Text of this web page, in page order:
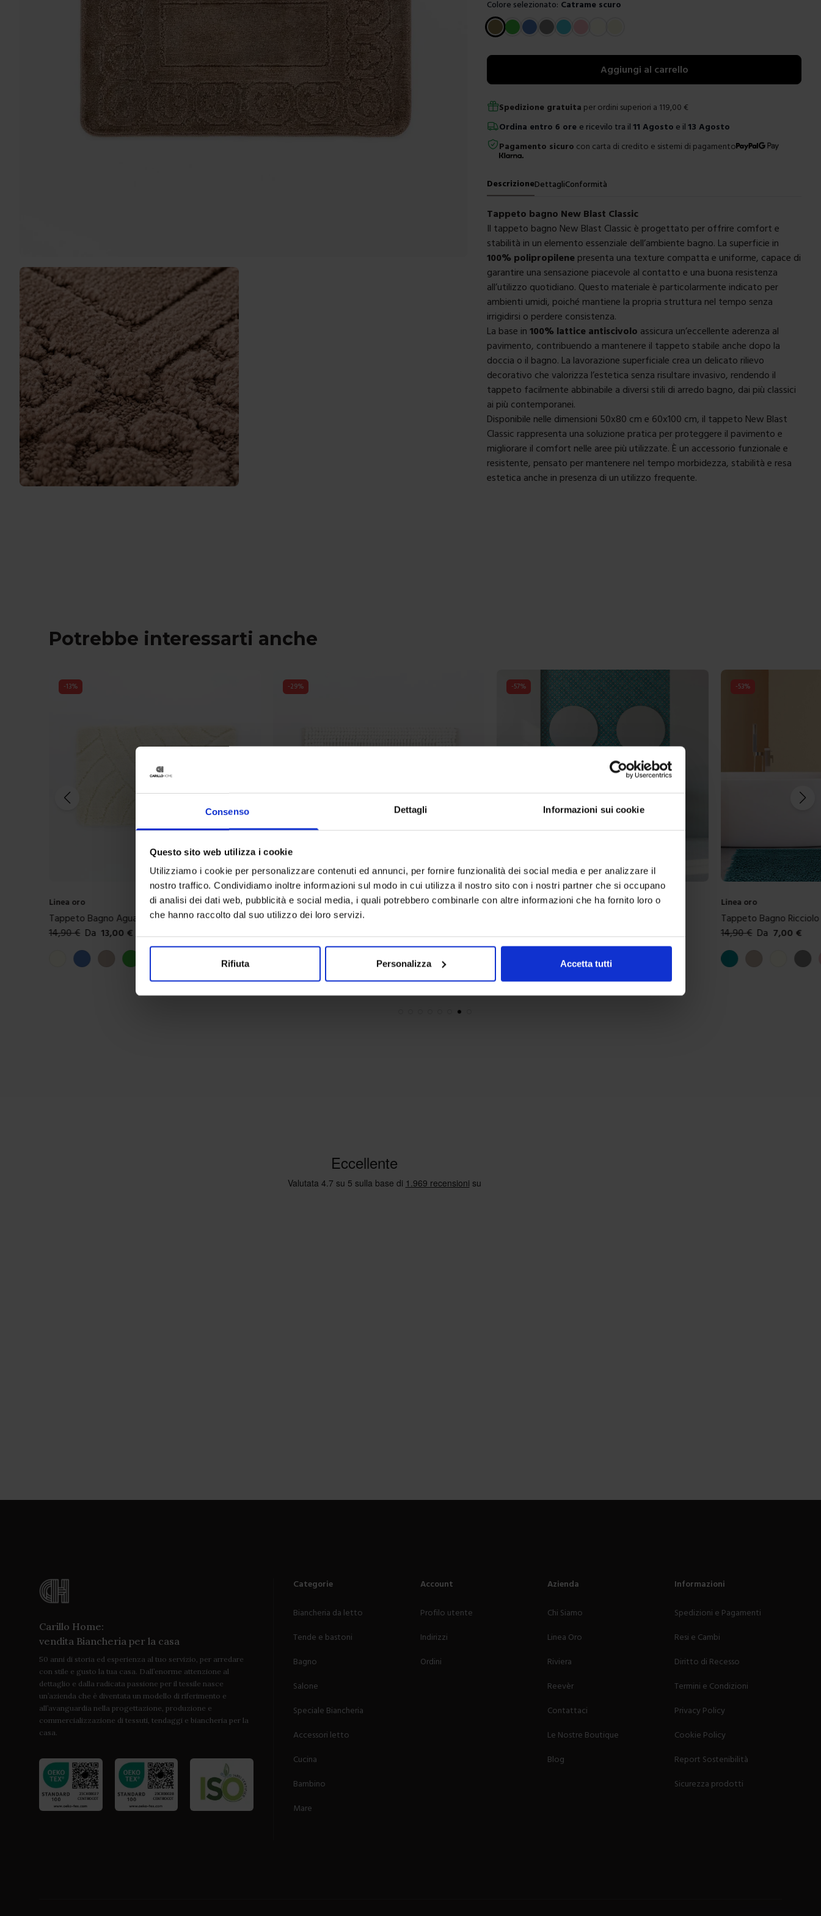
Consenso Dettagli Informazioni sui cookie
Questo sito web utilizza i cookie
Utilizziamo i cookie per personalizzare contenuti ed annunci, per fornire funzionalità dei social media e per analizzare il
nostro traffico. Condividiamo inoltre informazioni sul modo in cui utilizza il nostro sito con i nostri partner che si occupano
di analisi dei dati web, pubblicità e social media, i quali potrebbero combinarle con altre informazioni che ha fornito loro o
che hanno raccolto dal suo utilizzo dei loro servizi.
Rifiuta Personalizza Accetta tutti
Colore selezionato: Catrame scuro
Scegli un colore
Aggiungi al carrello
Spedizione gratuita per ordini superiori a 119,00 €
Ordina entro6 ore e ricevilo tra il11 Agosto e il 13 Agosto
Pagamento sicuro con carta di credito e sistemi di pagamento
DescrizioneDettagliConformità
Tappeto bagno New Blast Classic
Il tappeto bagno New Blast Classic è progettato per offrire comfort e
stabilità in un elemento essenziale dell’ambiente bagno. La superficie in
100% polipropilene presenta una texture compatta e uniforme, capace di
garantire una sensazione piacevole al contatto e una buona resistenza
all’utilizzo quotidiano. Questo materiale è particolarmente indicato per
ambienti umidi, poiché mantiene la propria struttura nel tempo senza
irrigidirsi o perdere consistenza.
La base in100% lattice antiscivolo assicura un’eccellente aderenza al
pavimento, contribuendo a mantenere il tappeto stabile anche dopo la
doccia o il bagno. La lavorazione superficiale crea un delicato rilievo
decorativo che valorizza l’estetica senza risultare invasivo, rendendo il
tappeto facilmente abbinabile a diversi stili di arredo bagno, dai più classici
ai più contemporanei.
Disponibile nelle dimensioni 50x80 cm e 60x100 cm, il tappeto New Blast
Classic rappresenta una soluzione pratica per proteggere il pavimento e
migliorare il comfort nelle aree più utilizzate. È un accessorio funzionale e
resistente, pensato per mantenere nel tempo morbidezza, stabilità e resa
estetica anche in presenza di un utilizzo frequente.
Potrebbe interessarti anche
-13%
Linea oro
Tappeto Bagno Agua Moon
14,90€ Da 13,00 €
Colori disponibili
AvorioBlue TortoraVerde
-29%
Linea oro
Tappeto Antiscivolo Lavanda
Colori disponibili
-57%
Linea oro
Colori disponibili
-53%
Linea oro
Tappeto Bagno Ricciolo
14,90€ Da 7,00 €
Colori disponibili
Ottanio Tortora AvorioGrigio
Carillo Home:
vendita Biancheria per la casa
50 anni di storia ed esperienza al tuo servizio, per arredare
con stile e gusto la tua casa. Dall’enorme attenzione al
dettaglio e dalla radicata passione per il tessile nasce
un’azienda che è diventata un modello di riferimento e
all’avanguardia nella progettazione, produzione e
commercializzazione di tessuti, tendaggi e biancheria per la
casa.
Categorie
Biancheria da letto
Tende e bastoni
Bagno
Salone
Speciale Biancheria
Accessori letto
Cucina
Bambino
Mare
Account
Profilo utente
Indirizzi
Ordini
Azienda
Chi Siamo
Linea Oro
Riviera
Reevèr
Contattaci
Le Nostre Boutique
Blog
Informazioni
Spedizioni e Pagamenti
Resi e Cambi
Diritto di Recesso
Termini e Condizioni
Privacy Policy
Cookie Policy
Report Sostenibilità
Sicurezza prodotti